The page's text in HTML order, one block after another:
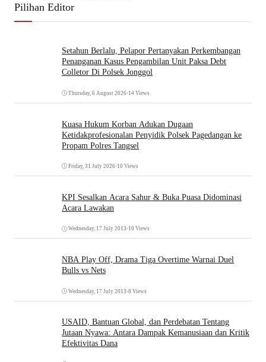
Pilihan Editor
Setahun Berlalu, Pelapor Pertanyakan Perkembangan
Penanganan Kasus Pengambilan Unit Paksa Debt
Colletor Di Polsek Jonggol
Thursday, 6 August 2026•14 Views
Kuasa Hukum Korban Adukan Dugaan
Ketidakprofesionalan Penyidik Polsek Pagedangan ke
Propam Polres Tangsel
Friday, 31 July 2026•10 Views
KPI Sesalkan Acara Sahur & Buka Puasa Didominasi
Acara Lawakan
Wednesday, 17 July 2013 •10 Views
NBA Play Off, Drama Tiga Overtime Warnai Duel
Bulls vs Nets
Wednesday, 17 July 2013 •8 Views
USAID, Bantuan Global, dan Perdebatan Tentang
Jutaan Nyawa: Antara Dampak Kemanusiaan dan Kritik
Efektivitas Dana